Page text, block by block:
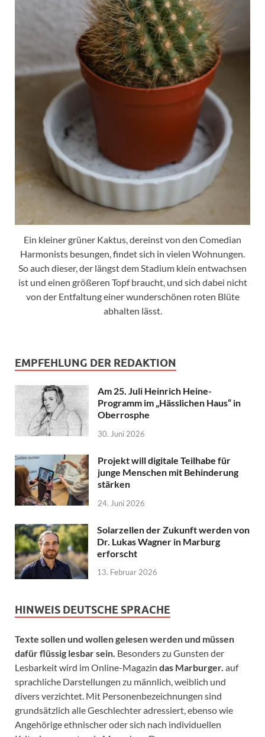
Ein kleiner grüner Kaktus, dereinst von den Comedian
Harmonists besungen, findet sich in vielen Wohnungen.
So auch dieser, der längst dem Stadium klein entwachsen
ist und einen größeren Topf braucht, und sich dabei nicht
von der Entfaltung einer wunderschönen roten Blüte
abhalten lässt.
EMPFEHLUNG DER REDAKTION
Am 25. Juli Heinrich Heine-
Programm im „Hässlichen Haus“ in
Oberrosphe
30. Juni 2026
Projekt will digitale Teilhabe für
junge Menschen mit Behinderung
stärken
24. Juni 2026
Solarzellen der Zukunft werden von
Dr. Lukas Wagner in Marburg
erforscht
13. Februar 2026
HINWEIS DEUTSCHE SPRACHE
Texte sollen und wollen gelesen werden und müssen
dafür flüssig lesbar sein. Besonders zu Gunsten der
Lesbarkeit wird im Online-Magazin das Marburger. auf
sprachliche Darstellungen zu männlich, weiblich und
divers verzichtet. Mit Personenbezeichnungen sind
grundsätzlich alle Geschlechter adressiert, ebenso wie
Angehörige ethnischer oder sich nach individuellen